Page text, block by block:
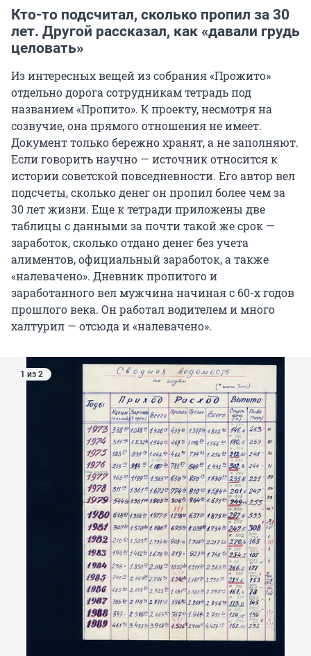
Кто-то подсчитал, сколько пропил за 30
лет. Другой рассказал, как «давали грудь
целовать»
Из интересных вещей из собрания «Прожито»
отдельно дорога сотрудникам тетрадь под
названием «Пропито». К проекту, несмотря на
созвучие, она прямого отношения не имеет.
Документ только бережно хранят, а не заполняют.
Если говорить научно — источник относится к
истории советской повседневности. Его автор вел
подсчеты, сколько денег он пропил более чем за
30 лет жизни. Еще к тетради приложены две
таблицы с данными за почти такой же срок —
заработок, сколько отдано денег без учета
алиментов, официальный заработок, а также
«налевачено». Дневник пропитого и
заработанного вел мужчина начиная с 60-х годов
прошлого века. Он работал водителем и много
халтурил — отсюда и «налевачено».
1 из 2